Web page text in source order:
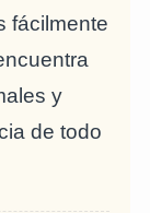
fácilmente
y
de todo